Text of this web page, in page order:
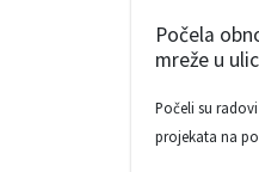
Počela
mreže u
Počeli su
projekata na